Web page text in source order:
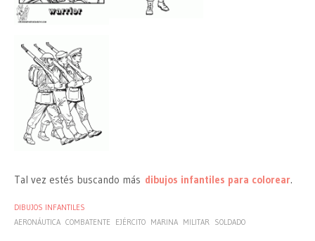
Tal vez estés buscando más dibujos infantiles para colorear.
DIBUJOS INFANTILES
AERONÁUTICA COMBATENTE EJÉRCITO MARINA MILITAR SOLDADO